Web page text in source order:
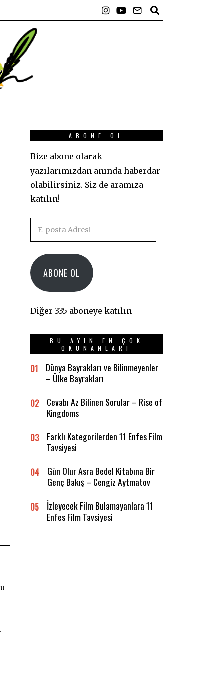
ABONE OL
Bize abone olarak
yazılarımızdan anında haberdar
olabilirsiniz. Siz de aramıza
katılın!
Adresi
ABONE OL
Diğer 335 aboneye katılın
BU AYIN EN ÇOK
OKUNANLARI
01
Dünya Bayrakları ve Bilinmeyenler
– Ülke Bayrakları
02
Cevabı Az Bilinen Sorular – Rise of
Kingdoms
03
Farklı Kategorilerden 11 Enfes Film
Tavsiyesi
04
Gün Olur Asra Bedel Kitabına Bir
Genç Bakış – Cengiz Aytmatov
05
İzleyecek Film Bulamayanlara 11
Enfes Film Tavsiyesi